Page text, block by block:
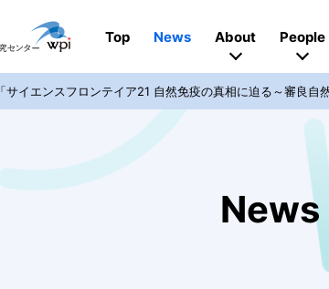
Top News About People
「サイエンスフロンテイア21 自然免疫の真相に迫る～審良